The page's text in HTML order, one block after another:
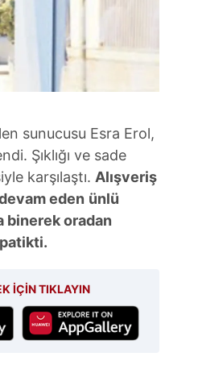
sunucusu Esra Erol,
Şıklığı ve sade
karşılaştı. Alışveriş
eden ünlü
binerek oradan
patikti.
İÇİN TIKLAYIN